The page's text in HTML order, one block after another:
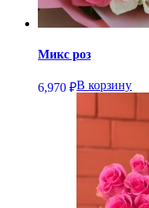
Микс роз
6,970 ₽В корзину